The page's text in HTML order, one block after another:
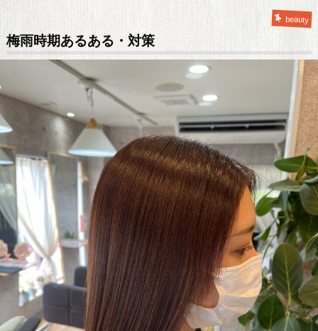
beauty
梅雨時期あるある・対策